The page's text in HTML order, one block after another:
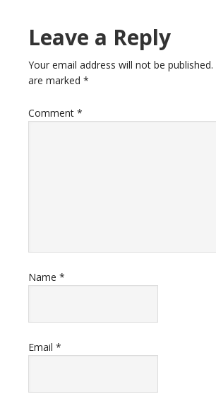
Leave a Reply
Your email address will not be published.
are marked *
Comment *
Name *
Email *